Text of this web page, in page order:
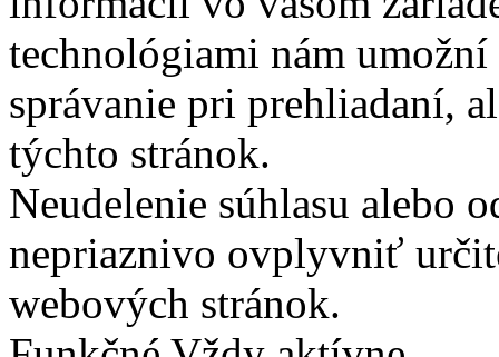
technológiami nám
správanie pri prehliadaní,
týchto stránok.
Neudelenie súhlasu alebo
nepriaznivo ovplyvniť
webových stránok.